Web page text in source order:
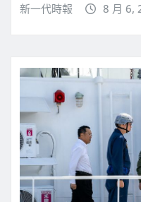
新一代時報 8 月 6,